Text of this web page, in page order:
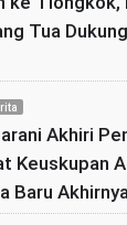
Tua
Akhiri
Keuskupan
Baru